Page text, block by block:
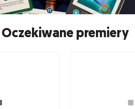
Oczekiwane premiery